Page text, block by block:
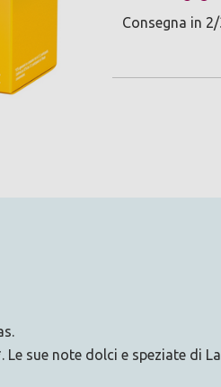
Consegna in
sue note dolci e speziate di